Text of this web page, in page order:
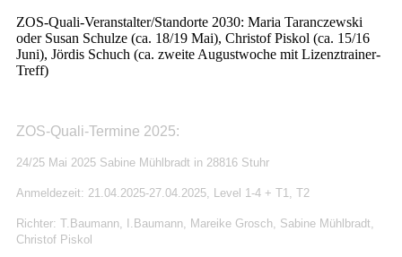
ZOS-Quali-Veranstalter/Standorte 2030: Maria Taranczewski
oder Susan Schulze (ca. 18/19 Mai), Christof Piskol (ca. 15/16
Juni), Jördis Schuch (ca. zweite Augustwoche mit Lizenztrainer-
Treff)
ZOS-Quali-Termine 2025:
24/25 Mai 2025 Sabine Mühlbradt in 28816 Stuhr
Anmeldezeit: 21.04.2025-27.04.2025, Level 1-4 + T1, T2
Richter: T.Baumann, I.Baumann, Mareike Grosch, Sabine Mühlbradt,
Christof Piskol